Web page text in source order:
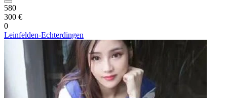
580
300 €
0
Leinfelden-Echterdingen